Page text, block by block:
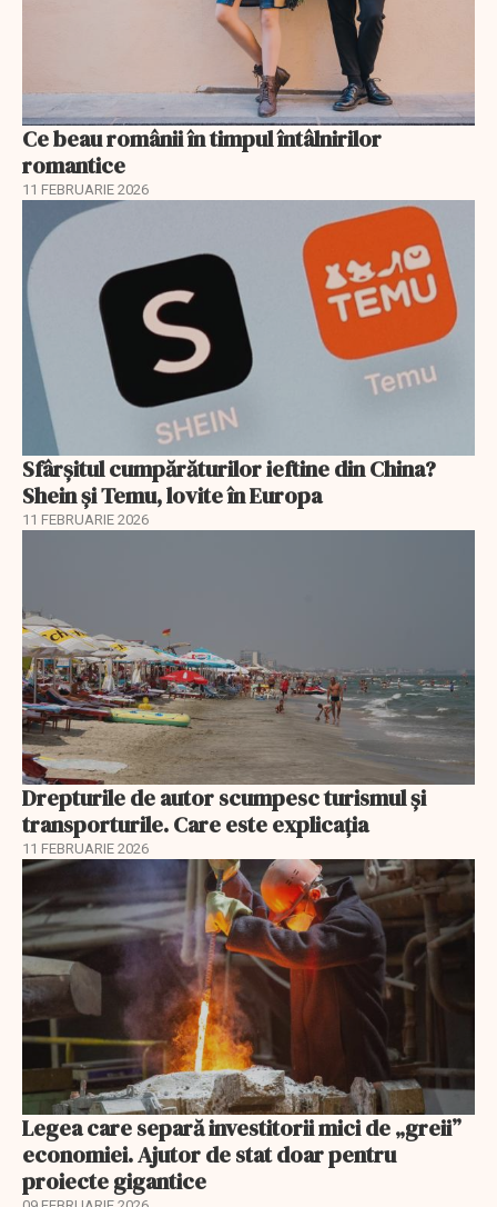
Ce beau românii în timpul întâlnirilor
romantice
11 FEBRUARIE 2026
Sfârșitul cumpărăturilor ieftine din China?
Shein și Temu, lovite în Europa
11 FEBRUARIE 2026
Drepturile de autor scumpesc turismul și
transporturile. Care este explicația
11 FEBRUARIE 2026
Legea care separă investitorii mici de „greii”
economiei. Ajutor de stat doar pentru
proiecte gigantice